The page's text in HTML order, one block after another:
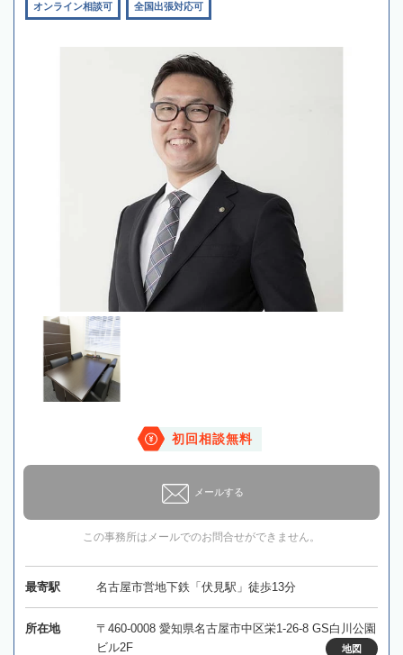
オンライン相談可 全国出張対応可
初回相談無料
メールする
この事務所はメールでのお問合せができません。
最寄駅 名古屋市営地下鉄「伏見駅」徒歩13分
所在地
〒460-0008 愛知県名古屋市中区栄1-26-8 GS白川公園
ビル2F
地図